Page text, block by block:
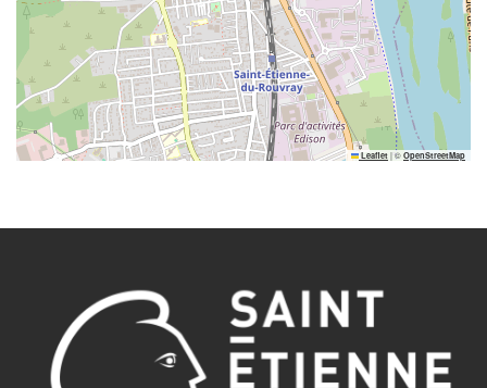
Leaflet |© OpenStreetMap